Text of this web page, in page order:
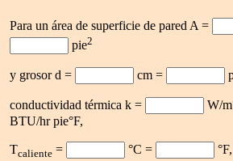
Para un área de superficie de pared A =
pie2
y grosor d = cm =
conductividad térmica k =
W/
BTU/hr pie°F,
Tcaliente = °C = °F,